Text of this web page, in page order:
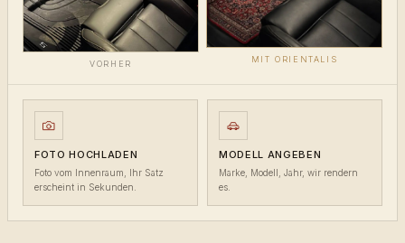
VORHER
MIT ORIENTALIS
FOTO HOCHLADEN
Foto vom Innenraum, Ihr Satz
erscheint in Sekunden.
MODELL ANGEBEN
Marke, Modell, Jahr, wir rendern
es.